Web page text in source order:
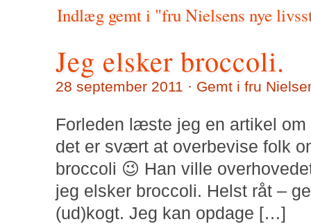
Indlæg gemt i "fru Nielsens nye
Jeg elsker broccoli.
28 september 2011 · Gemt i fru
Forleden læste jeg en artikel
det er svært at overbevise folk
broccoli 😉 Han ville
jeg elsker broccoli. Helst råt –
(ud)kogt. Jeg kan opdage […]